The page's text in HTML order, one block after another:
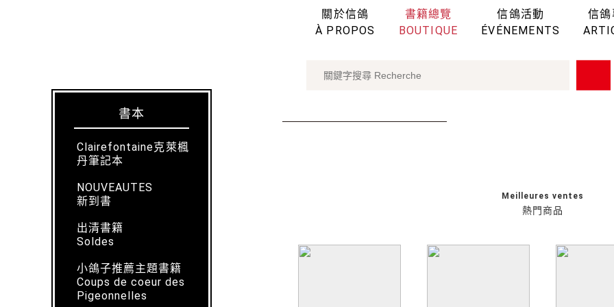
關於信鴿
À PROPOS
書籍總覽
BOUTIQUE
信鴿活動
ÉVÉNEMENTS
信鴿
書本
Clairefontaine克萊楓
丹筆記本
NOUVEAUTES
新到書
出清書籍
Soldes
小鴿子推薦主題書籍
Coups de coeur des
Pigeonnelles
熱門商品
Meilleures ventes